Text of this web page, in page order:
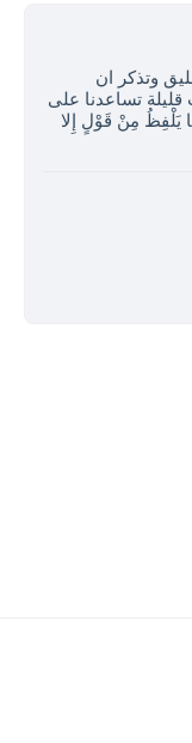
وتذكر ان
قليلة تساعدنا على
يَلْفِظُ مِنْ قَوْلٍ إِلا